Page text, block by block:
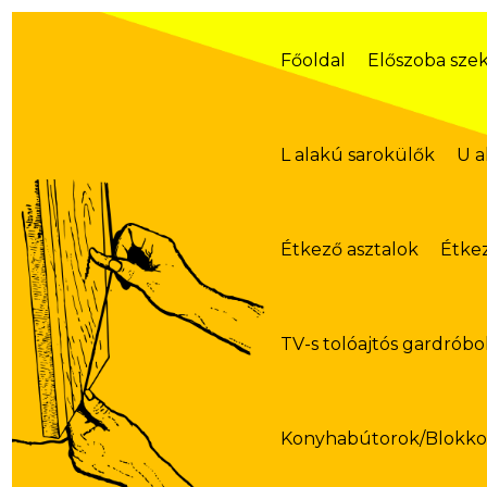
Skip
Főoldal Előszoba
L alakú sarokülők U
Étkező asztalok
TV-s tolóajtós
Konyhabútorok/